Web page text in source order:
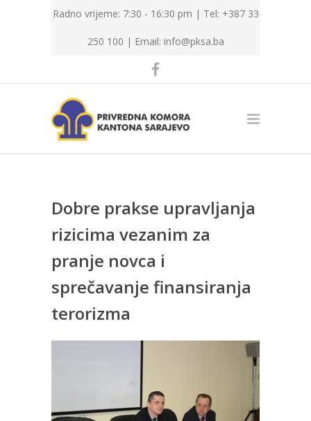
Radno vrijeme: 7:30 - 16:30 pm | Tel: +387 33
250 100 | Email: info@pksa.ba
Dobre prakse upravljanja
rizicima vezanim za
pranje novca i
sprečavanje finansiranja
terorizma